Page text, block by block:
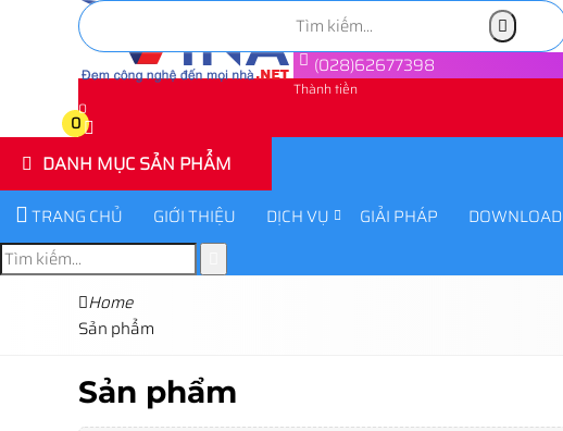
(028)62677398
Thành tiền
0
0
DANH MỤC SẢN PHẨM
TRANG CHỦ GIỚI THIỆU DỊCH VỤ GIẢI PHÁP DOWNLOAD
Home
Sản phẩm
Sản phẩm